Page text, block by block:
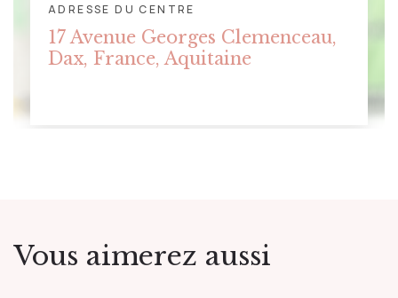
CARTE
ADRESSE DU CENTRE
17 Avenue Georges Clemenceau,
Dax, France, Aquitaine
Vous aimerez aussi